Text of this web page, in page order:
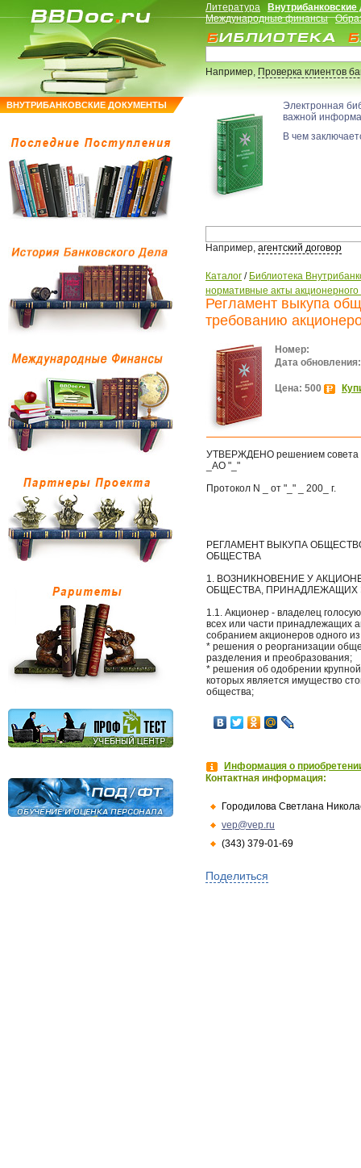
ВНУТРИБАНКОВСКИЕ ДОКУМЕНТЫ
Литература
Международные финансы
Например,Проверка клиентов
Электронная
важной
В чем
Например, агентский договор
Каталог / Библиотека
нормативные акты
Регламент выкупа
требованию
Номер:
Дата обновления:
Цена: 500
УТВЕРЖДЕНО решением совета
_АО "_"
Протокол N _ от "_" _ 200_ г.
РЕГЛАМЕНТ ВЫКУПА
ОБЩЕСТВА
1. ВОЗНИКНОВЕНИЕ У
ОБЩЕСТВА, ПРИНАДЛЕЖАЩИХ
1.1. Акционер - владелец
всех или части принадлежащих
собранием акционеров одного
* решения о реорганизации
разделения и преобразования;
* решения об одобрении
которых является имущество
общества;
Информация о
Контактная информация:
Городилова Светлана
vep@vep.ru
(343) 379-01-69
Поделиться